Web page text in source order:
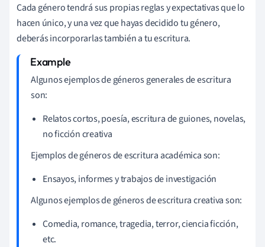
Cada género tendrá sus propias reglas y expectativas que lo
hacen único, y una vez que hayas decidido tu género,
deberás incorporarlas también a tu escritura.
Algunos ejemplos de géneros generales de escritura
son:
Relatos cortos, poesía, escritura de guiones, novelas,
no ficción creativa
Ejemplos de géneros de escritura académica son:
Ensayos, informes y trabajos de investigación
Algunos ejemplos de géneros de escritura creativa son:
Comedia, romance, tragedia, terror, ciencia ficción,
etc.